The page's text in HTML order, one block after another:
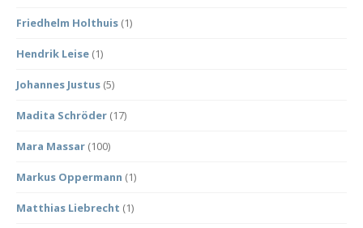
Friedhelm Holthuis (1)
Hendrik Leise (1)
Johannes Justus (5)
Madita Schröder (17)
Mara Massar (100)
Markus Oppermann (1)
Matthias Liebrecht (1)